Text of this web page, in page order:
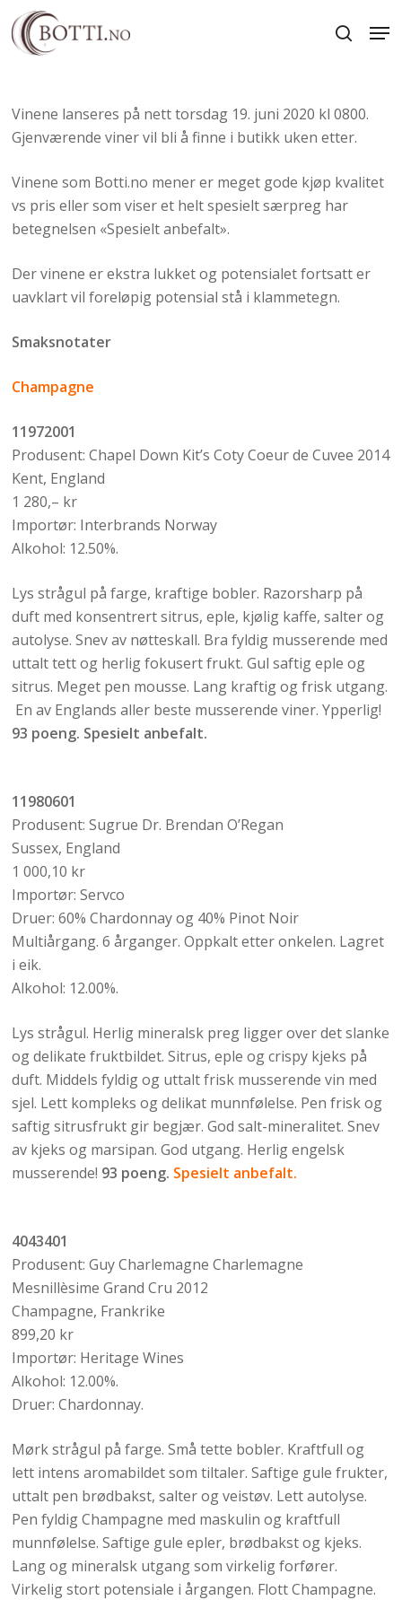
Skip
to
main
search
Vinene lanseres på nett torsdag 19. juni 2020 kl 0800.
Gjenværende viner vil bli å finne i butikk uken etter.
Vinene som Botti.no mener er meget gode kjøp kvalitet
vs pris eller som viser et helt spesielt særpreg har
betegnelsen «Spesielt anbefalt».
Der vinene er ekstra lukket og potensialet fortsatt er
uavklart vil foreløpig potensial stå i klammetegn.
Smaksnotater
Champagne
11972001
Produsent: Chapel Down Kit’s Coty Coeur de Cuvee 2014
Kent, England
1 280,– kr
Importør: Interbrands Norway
Alkohol: 12.50%.
Lys strågul på farge, kraftige bobler. Razorsharp på
duft med konsentrert sitrus, eple, kjølig kaffe, salter og
autolyse. Snev av nøtteskall. Bra fyldig musserende med
uttalt tett og herlig fokusert frukt. Gul saftig eple og
sitrus. Meget pen mousse. Lang kraftig og frisk utgang.
En av Englands aller beste musserende viner. Ypperlig!
93 poeng. Spesielt anbefalt.
11980601
Produsent: Sugrue Dr. Brendan O’Regan
Sussex, England
1 000,10 kr
Importør: Servco
Druer: 60% Chardonnay og 40% Pinot Noir
Multiårgang. 6 årganger. Oppkalt etter onkelen. Lagret
i eik.
Alkohol: 12.00%.
Lys strågul. Herlig mineralsk preg ligger over det slanke
og delikate fruktbildet. Sitrus, eple og crispy kjeks på
duft. Middels fyldig og uttalt frisk musserende vin med
sjel. Lett kompleks og delikat munnfølelse. Pen frisk og
saftig sitrusfrukt gir begjær. God salt-mineralitet. Snev
av kjeks og marsipan. God utgang. Herlig engelsk
musserende! 93 poeng. Spesielt anbefalt.
4043401
Produsent: Guy Charlemagne Charlemagne
Mesnillèsime Grand Cru 2012
Champagne, Frankrike
899,20 kr
Importør: Heritage Wines
Alkohol: 12.00%.
Druer: Chardonnay.
Mørk strågul på farge. Små tette bobler. Kraftfull og
lett intens aromabildet som tiltaler. Saftige gule frukter,
uttalt pen brødbakst, salter og veistøv. Lett autolyse.
Pen fyldig Champagne med maskulin og kraftfull
munnfølelse. Saftige gule epler, brødbakst og kjeks.
Lang og mineralsk utgang som virkelig forfører.
Virkelig stort potensiale i årgangen. Flott Champagne.